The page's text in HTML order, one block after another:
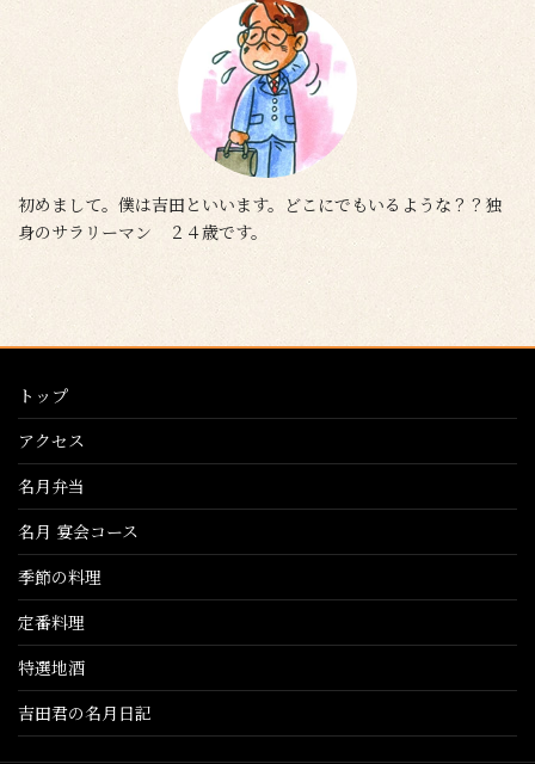
初めまして。僕は吉田といいます。どこにでもいるような？？独
身のサラリーマン ２４歳です。
トップ
アクセス
名月弁当
名月 宴会コース
季節の料理
定番料理
特選地酒
吉田君の名月日記